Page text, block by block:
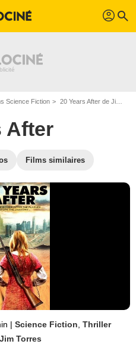
profil search
Science Fiction 20 Years After de Jim Torres
After
Films similaires
| Science Fiction Thriller
Jim Torres